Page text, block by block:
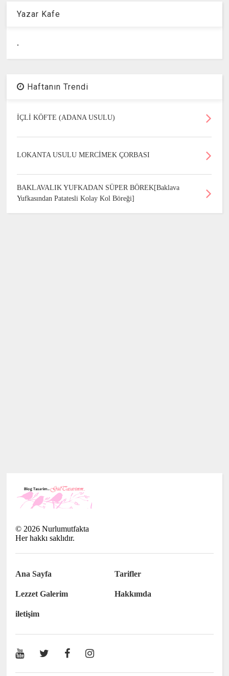
Yazar Kafe
.
Haftanın Trendi
İÇLİ KÖFTE (ADANA USULU)
LOKANTA USULU MERCİMEK ÇORBASI
BAKLAVALIK YUFKADAN SÜPER BÖREK[Baklava
Yufkasından Patatesli Kolay Kol Böreği]
© 2026 Nurlumutfakta
Her hakkı saklıdır.
Ana Sayfa Tarifler
Lezzet Galerim Hakkımda
iletişim